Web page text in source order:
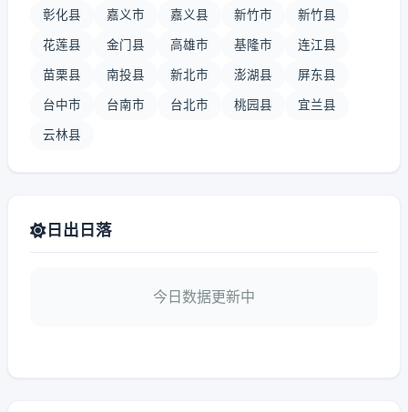
彰化县 嘉义市 嘉义县 新竹市 新竹县
花莲县 金门县 高雄市 基隆市 连江县
苗栗县 南投县 新北市 澎湖县 屏东县
台中市 台南市 台北市 桃园县 宜兰县
云林县
日出日落
今日数据更新中